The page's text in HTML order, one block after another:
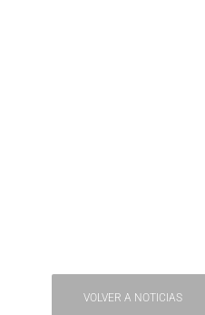
VOLVER A NOTICIAS